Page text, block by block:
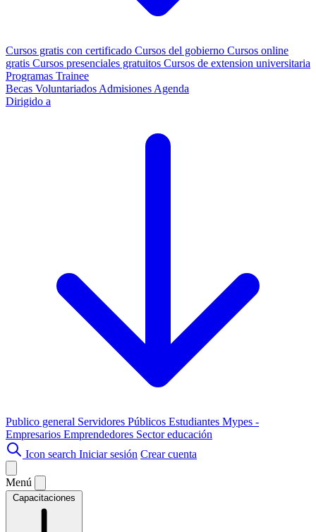
Cursos gratis con certificado Cursos del gobierno Cursos online
gratis Cursos presenciales gratuitos Cursos de extension universitaria
Programas Trainee
Becas Voluntariados Admisiones Agenda
Dirigido a
Publico general Servidores Públicos Estudiantes Mypes -
Empresarios Emprendedores Sector educación
Icon search Iniciar sesión Crear cuenta
Menú
Capacitaciones